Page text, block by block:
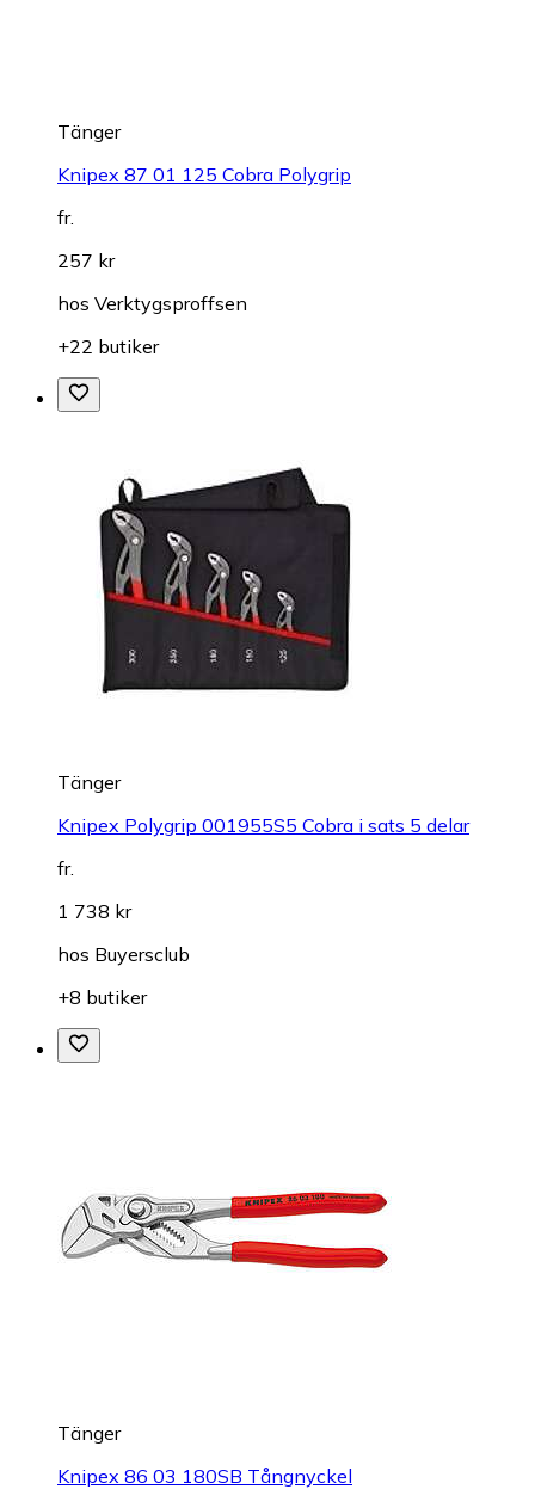
Tänger
Knipex 87 01 125 Cobra Polygrip
fr.
257 kr
hos Verktygsproffsen
+22 butiker
Tänger
Knipex Polygrip 001955S5 Cobra i sats 5 delar
fr.
1 738 kr
hos Buyersclub
+8 butiker
Tänger
Knipex 86 03 180SB Tångnyckel